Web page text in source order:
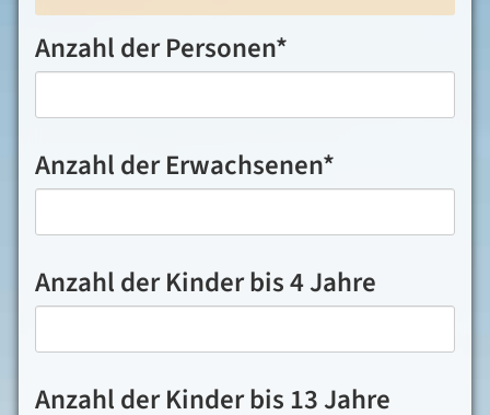
Pflichtfeld
Anzahl der Personen*
Pflichtfeld
Anzahl der Erwachsenen*
Anzahl der Kinder bis 4 Jahre
Anzahl der Kinder bis 13 Jahre